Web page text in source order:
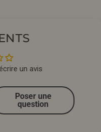
un avis
Poser une
question